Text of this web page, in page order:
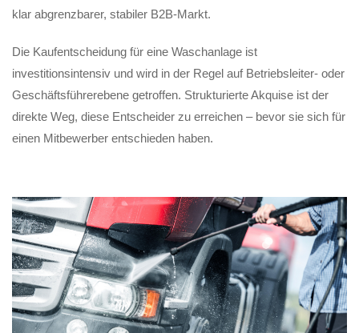
klar abgrenzbarer, stabiler B2B-Markt.
Die Kaufentscheidung für eine Waschanlage ist
investitionsintensiv und wird in der Regel auf Betriebsleiter- oder
Geschäftsführerebene getroffen. Strukturierte Akquise ist der
direkte Weg, diese Entscheider zu erreichen – bevor sie sich für
einen Mitbewerber entschieden haben.